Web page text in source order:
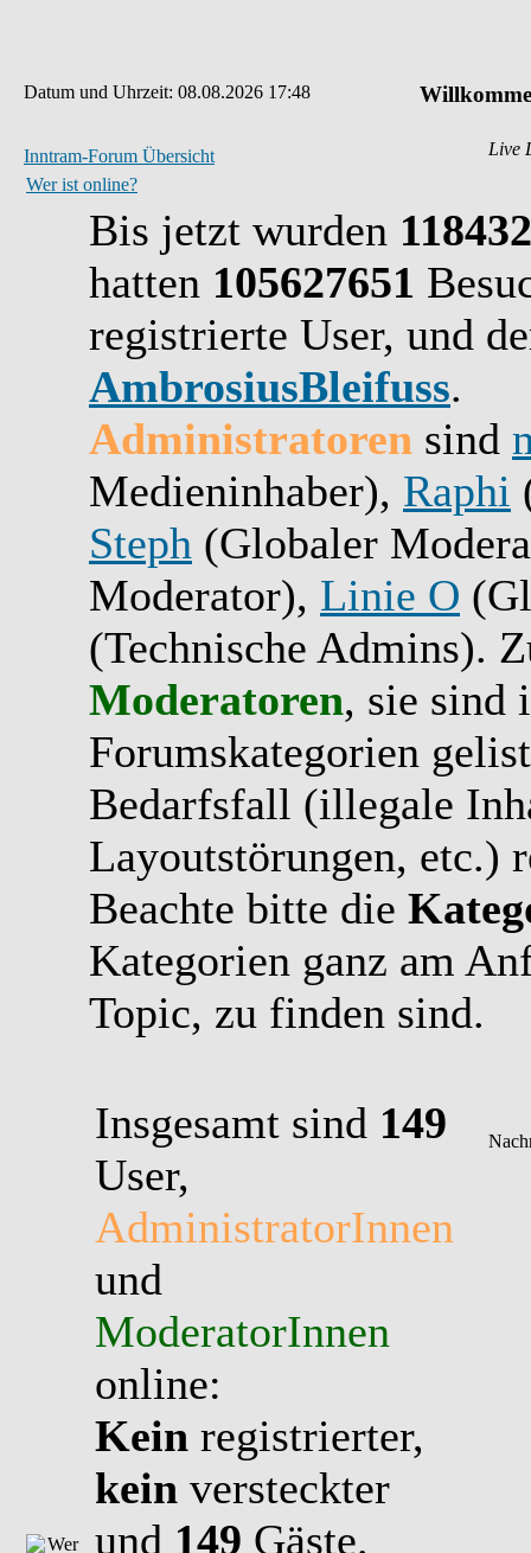
Datum und Uhrzeit: 08.08.2026 17:48
Inntram-Forum Übersicht
Live
Wer ist online?
Bis jetzt wurden 118432
hatten 105627651
registrierte User, und
AmbrosiusBleifuss.
Administratoren sind
Medieninhaber), Raphi
Steph (Globaler
Moderator), Linie O
(Technische Admins).
Moderatoren, sie sind
Forumskategorien
Bedarfsfall (illegale
Layoutstörungen, etc.)
Beachte bitte die
Kategorien ganz am
Topic, zu finden sind.
Insgesamt sind 149
User,
AdministratorInnen
und
ModeratorInnen
online:
Kein registrierter,
kein versteckter
und 149 Gäste.